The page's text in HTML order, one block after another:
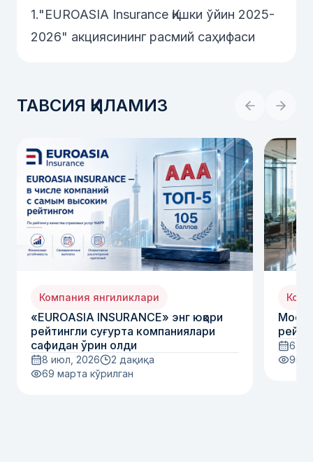
1."EUROASIA Insurance Қишки ўйин 2025-
2026" акциясининг расмий саҳифаси
ТАВСИЯ ҚИЛАМИЗ
Компания янгиликлари
«EUROASIA INSURANCE» энг юқори
рейтингли суғурта компаниялари
сафидан ўрин олди
8 июл, 2026
2 дақиқа
69 марта кўрилган
6
95